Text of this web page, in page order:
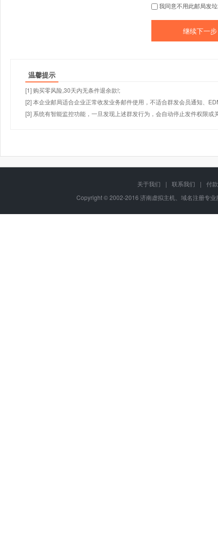
我同意不用此邮局发
温馨提示
[1] 购买零风险,30天内无条件退余款!;
[2] 本企业邮局适合企业正常收发业务邮件使用，不适合群发会员通知、
[3] 系统有智能监控功能，一旦发现上述群发行为，会自动停止发件权限或
关于我们 | 联系我们 |
付
Copyright © 2002-2016 济南虚拟主机、域名注册专